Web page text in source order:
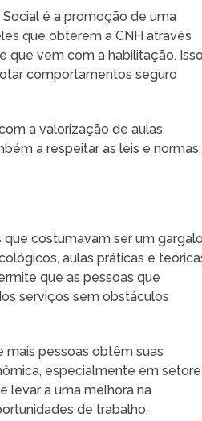
é a promoção de uma
que obterem a CNH através
que vem com a habilitação. Isso
comportamentos seguro
a valorização de aulas
a respeitar as leis e normas,
costumavam ser um gargalo
aulas práticas e
que as pessoas que
serviços sem obstáculos
pessoas obtêm suas
especialmente em
levar a uma melhora na
de trabalho.